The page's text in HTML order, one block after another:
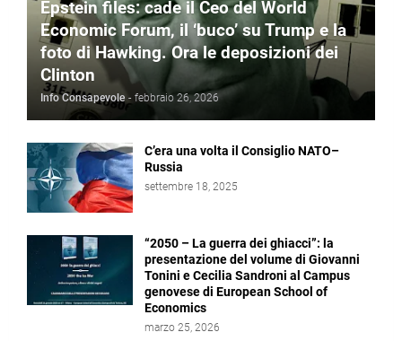
Epstein files: cade il Ceo del World
Economic Forum, il ‘buco’ su Trump e la
foto di Hawking. Ora le deposizioni dei
Clinton
Info Consapevole - febbraio 26, 2026
C’era una volta il Consiglio NATO–
Russia
settembre 18, 2025
“2050 – La guerra dei ghiacci”: la
presentazione del volume di Giovanni
Tonini e Cecilia Sandroni al Campus
genovese di European School of
Economics
marzo 25, 2026